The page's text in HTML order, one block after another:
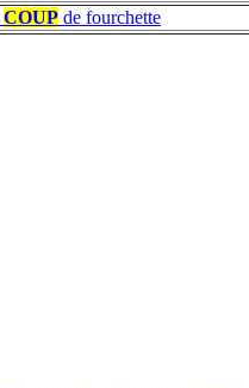
COUP de fourchette